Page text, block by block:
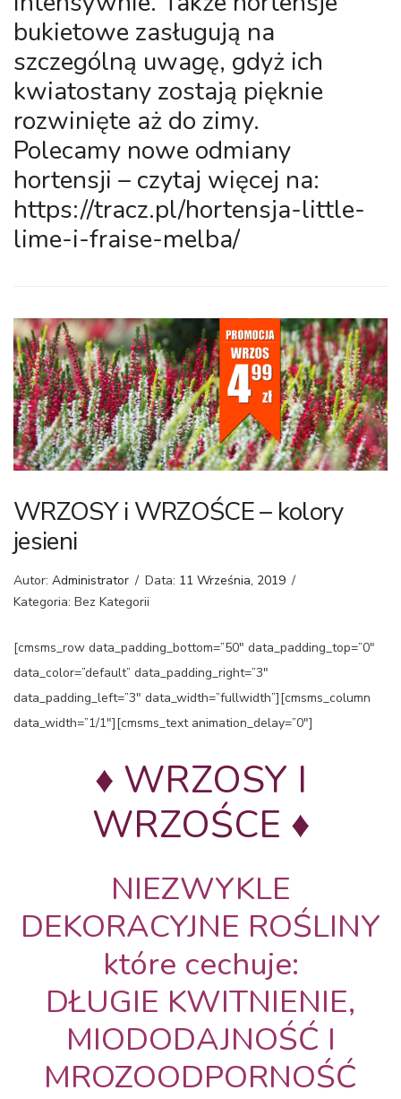
bukietowe zasługują na
szczególną uwagę, gdyż ich
kwiatostany zostają pięknie
rozwinięte aż do zimy.
Polecamy nowe odmiany
hortensji – czytaj więcej na:
https://tracz.pl/hortensja-little-
lime-i-fraise-melba/
WRZOSY i WRZOŚCE – kolory
jesieni
Autor: Administrator / Data: 11 Września, 2019 /
Kategoria: Bez Kategorii
[cmsms_row data_padding_bottom=”50″ data_padding_top=”0″
data_color=”default” data_padding_right=”3″
data_padding_left=”3″ data_width=”fullwidth”][cmsms_column
data_width=”1/1″][cmsms_text animation_delay=”0″]
♦ WRZOSY I
WRZOŚCE ♦
NIEZWYKLE
DEKORACYJNE ROŚLINY
które cechuje:
DŁUGIE KWITNIENIE,
MIODODAJNOŚĆ I
MROZOODPORNOŚĆ